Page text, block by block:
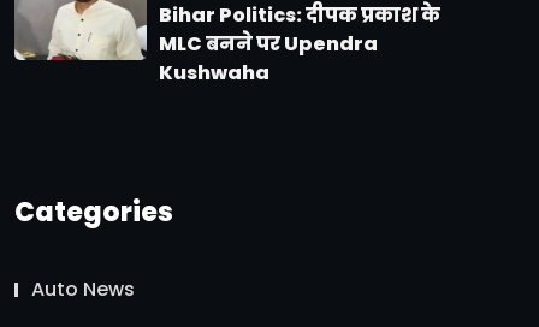
Bihar Politics: दीपक प्रकाश के
MLC बनने पर Upendra
Kushwaha
Categories
Auto News